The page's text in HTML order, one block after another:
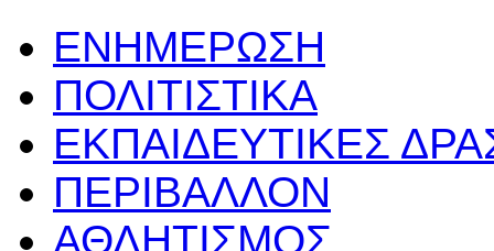
ΕΝΗΜΕΡΩΣΗ
ΠΟΛΙΤΙΣΤΙΚΑ
ΕΚΠΑΙΔΕΥΤΙΚΕΣ
ΠΕΡΙΒΑΛΛΟΝ
ΑΘΛΗΤΙΣΜΟΣ